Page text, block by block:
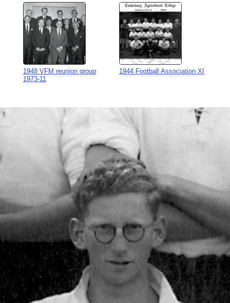
1948 VFM reunion group
1973-11
1944 Football Association XI